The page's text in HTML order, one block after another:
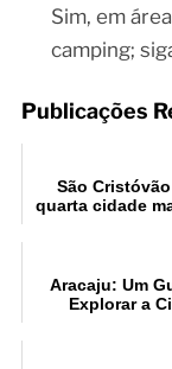
Sim, em
camping;
Publicações
São Cristóvão
quarta cidade
Aracaju: Um
Explorar a